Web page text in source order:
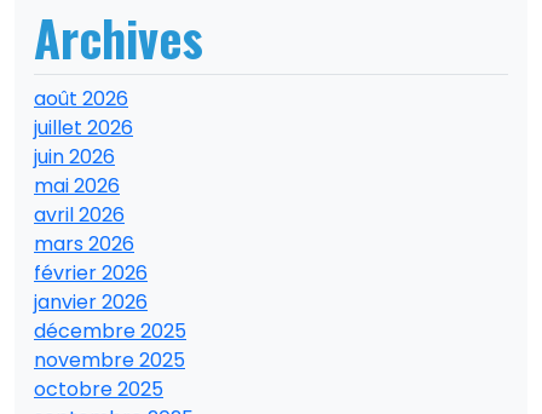
Archives
août 2026
juillet 2026
juin 2026
mai 2026
avril 2026
mars 2026
février 2026
janvier 2026
décembre 2025
novembre 2025
octobre 2025